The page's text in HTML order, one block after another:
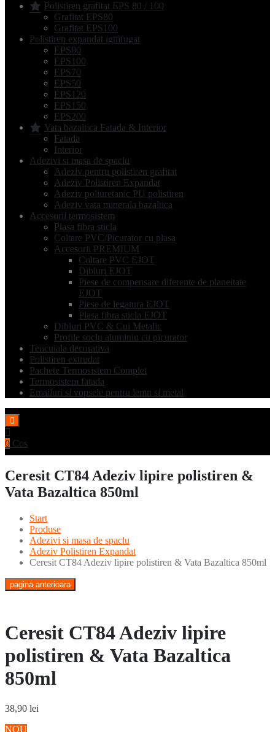
Polistiren grafitat EPS 80 / 100
Grafitat EPS80
Grafitat EPS100
Polistiren expandat ignifugat
EPS80
EPS100
EPS70
EPS50
EPS120
EPS150
EPS200
Vata bazaltica Fatada & Interior
Fatada
Interior
Adezivi si masa de spaclu
Adeziv pentru polistiren grafitat
Adeziv Polistiren Expandat
Adeziv poliuretanic PU polistiren
Adeziv vata minerala bazaltica
Accesorii termosistem
Plasa fibra sticla
Coltare PVC/Picurator cu plasa
Accesorii PREMIUM
Coltare PVC EJOT
Dibluri EJOT
Piese de compensare diferente de planeitate
EJOT
Piese de legatura EJOT
Plasa fibra sticla EJOT
Dibluri PVC & Cui Metalic
Profile soclu aluminiu cu picurator
Tencuiala decorativa
Polistiren extrudat
Pachete Termosistem Complet
Termosistem fatada
Emailuri si vopsele pentru lemn si metal
0 Cos
Ceresit CT84 Adeziv lipire polistiren &
Vata Bazaltica 850ml
Start
Produse
Adezivi si masa de spaclu
Adeziv Polistiren Expandat
Ceresit CT84 Adeziv lipire polistiren & Vata Bazaltica 850ml
pagina anterioara
Ceresit CT84 Adeziv lipire
polistiren & Vata Bazaltica
850ml
38,90 lei
NOU